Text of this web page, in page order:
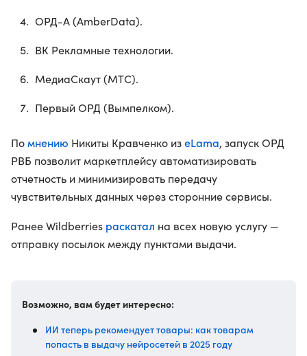
ОРД-А (AmberData).
ВК Рекламные технологии.
МедиаСкаут (МТС).
Первый ОРД (Вымпелком).
По мнению Никиты Кравченко изeLama, запуск ОРД
РВБ позволит маркетплейсу автоматизировать
отчетность и минимизировать передачу
чувствительных данных через сторонние сервисы.
Ранее Wildberries раскатал на всех новую услугу —
отправку посылок между пунктами выдачи.
Возможно, вам будет интересно:
ИИ теперь рекомендует товары: как товарам
попасть в выдачу нейросетей в 2025 году